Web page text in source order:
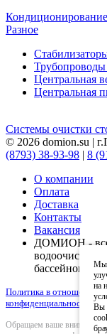
Кондиционирование
Разное
Трубопроводы
Центральная
Центральная
Системы очистки
© 2026 domion.su |
(8793) 38-93-98 | 8
О компании
Оплата
Доставка
Контакты
Вакансия
ДОМИОН - все
водоочистки,
бассейнов
Политика в отношении
конфиденциальности) |
Обращаем ваше внимание
Мы
на
Вы